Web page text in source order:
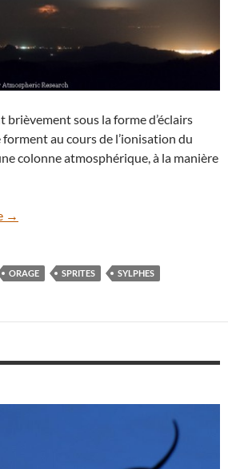
brièvement sous la forme d’éclairs
au cours de l’ionisation du
colonne atmosphérique, à la manière
Les sprites, d’étonnants éclairs dans la
→
ORAGE SPRITES SYLPHES